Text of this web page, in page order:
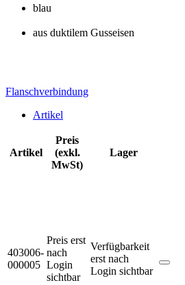
blau
aus duktilem Gusseisen
Flanschverbindung
Artikel
Artikel
Preis
(exkl.
MwSt)
Lager
403006-
000005
Preis erst
nach
Login
sichtbar
Verfügbarkeit
erst nach
Login sichtbar